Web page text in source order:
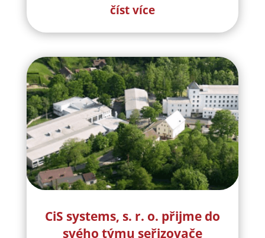
číst více
CiS systems, s. r. o. přijme do
svého týmu seřizovače